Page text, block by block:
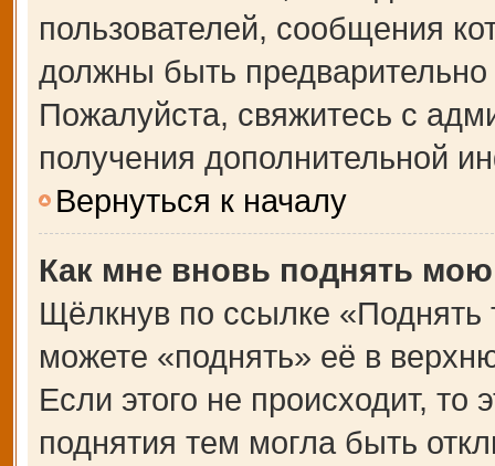
пользователей, сообщения
должны быть
Пожалуйста, свяжитесь с
получения дополнительной
Вернуться к началу
Как мне вновь поднять
Щёлкнув по ссылке
можете «поднять» её в
Если этого не происходит, то
поднятия тем могла быть